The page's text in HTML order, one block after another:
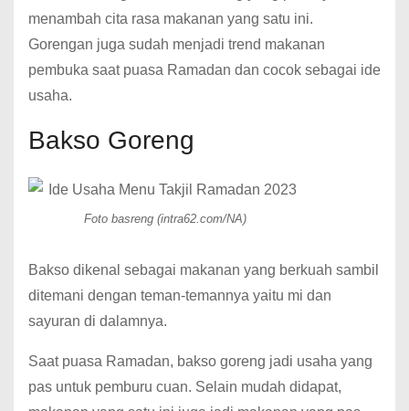
menambah cita rasa makanan yang satu ini.
Gorengan juga sudah menjadi trend makanan
pembuka saat puasa Ramadan dan cocok sebagai ide
usaha.
Bakso Goreng
Foto basreng (intra62.com/NA)
Bakso dikenal sebagai makanan yang berkuah sambil
ditemani dengan teman-temannya yaitu mi dan
sayuran di dalamnya.
Saat puasa Ramadan, bakso goreng jadi usaha yang
pas untuk pemburu cuan. Selain mudah didapat,